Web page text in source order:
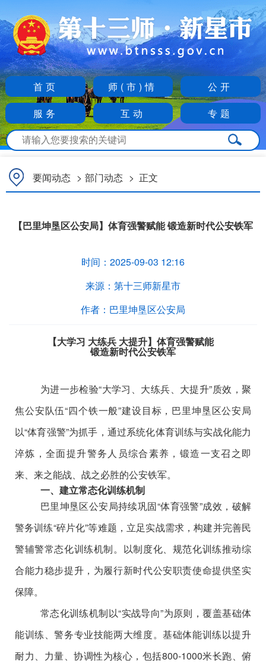
首页 师(市)情
公开
服务
互动 专题
要闻动态 > 部门动态 > 正文
【巴里坤垦区公安局】体育强警赋能 锻造新时代公安铁军
时间： 2025-09-03 12:16
来源： 第十三师新星市
作者： 巴里坤垦区公安局
【大学习 大练兵 大提升】 体育强警赋能
锻造新时代公安铁军
为进一步检验“大学习、大练兵、大提升”质效，聚
焦公安队伍“四个铁一般”建设目标，巴里坤垦区公安局
以“体育强警”为抓手，通过系统化体育训练与实战化能力
淬炼，全面提升警务人员综合素养，锻造一支召之即
来、来之能战、战之必胜的公安铁军。
一、建立常态化训练机制
巴里坤垦区公安局持续巩固“体育强警”成效，破解
警务训练“碎片化”等难题，立足实战需求，构建并完善民
警辅警常态化训练机制。以制度化、规范化训练推动综
合能力稳步提升，为履行新时代公安职责使命提供坚实
保障。
常态化训练机制以“实战导向”为原则，覆盖基础体
能训练、警务专业技能两大维度。基础体能训练以提升
耐力、力量、协调性为核心，包括800-1000米长跑、俯